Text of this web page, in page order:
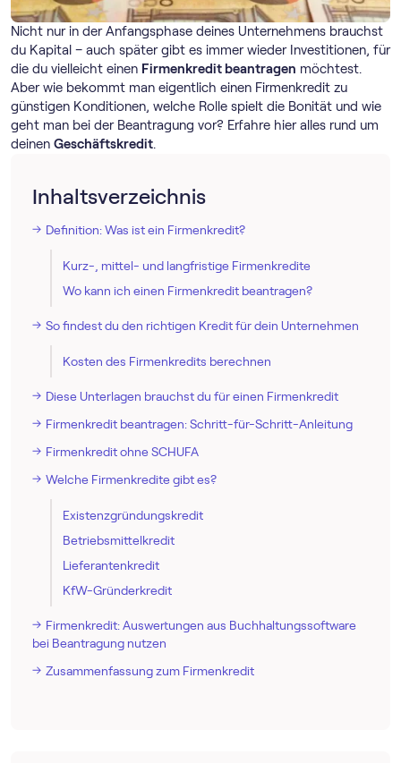
Nicht nur in der Anfangsphase deines Unternehmens brauchst
du Kapital – auch später gibt es immer wieder Investitionen, für
die du vielleicht einen Firmenkredit beantragen möchtest.
Aber wie bekommt man eigentlich einen Firmenkredit zu
günstigen Konditionen, welche Rolle spielt die Bonität und wie
geht man bei der Beantragung vor? Erfahre hier alles rund um
deinen Geschäftskredit.
Inhaltsverzeichnis
Definition: Was ist ein Firmenkredit?
Kurz-, mittel- und langfristige Firmenkredite
Wo kann ich einen Firmenkredit beantragen?
So findest du den richtigen Kredit für dein Unternehmen
Kosten des Firmenkredits berechnen
Diese Unterlagen brauchst du für einen Firmenkredit
Firmenkredit beantragen: Schritt-für-Schritt-Anleitung
Firmenkredit ohne SCHUFA
Welche Firmenkredite gibt es?
Existenzgründungskredit
Betriebsmittelkredit
Lieferantenkredit
KfW-Gründerkredit
Firmenkredit: Auswertungen aus Buch­haltungs­software
bei Beantragung nutzen
Zusammenfassung zum Firmenkredit